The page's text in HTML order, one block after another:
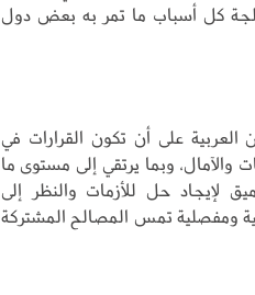
كل أسباب ما تمر به بعض دول
على أن تكون القرارات في
والآمال، وبما يرتقي إلى مستوى ما
لإيجاد حل للأزمات والنظر إلى
ومفصلية تمس المصالح المشتركة